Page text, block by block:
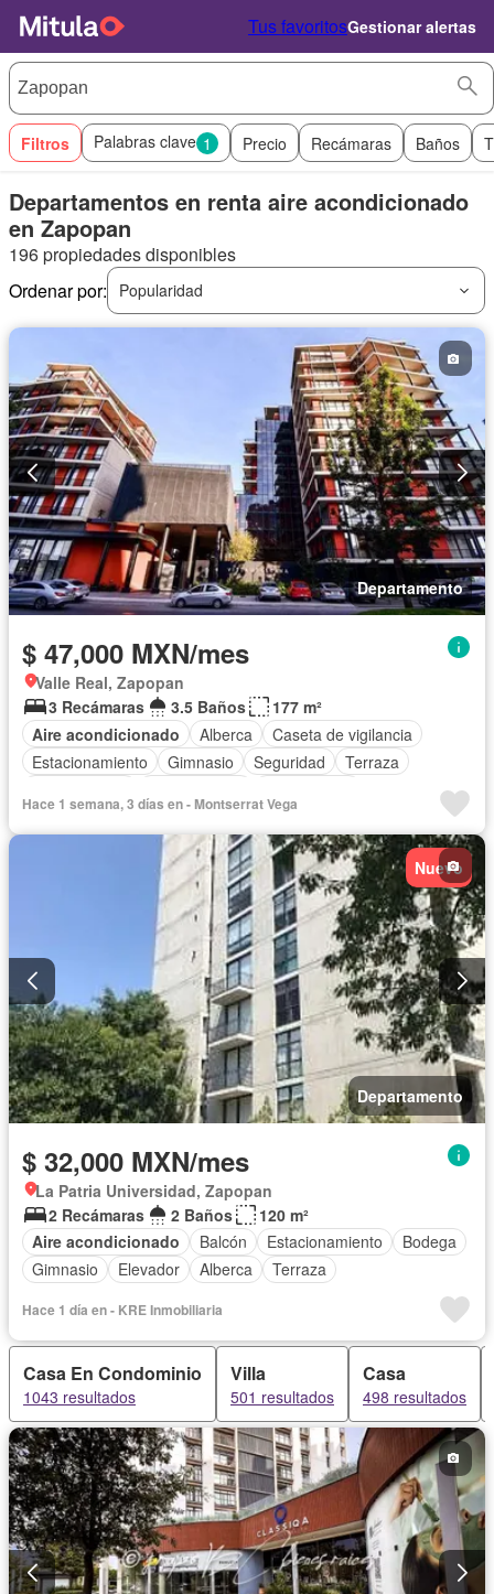
Tus favoritosGestionar alertas
Filtros Palabras clave 1 Precio Recámaras Baños
Departamentos en renta aire acondicionado
en Zapopan
196 propiedades disponibles
Ordenar por:
Popularidad
Departamento
$ 47,000 MXN/mes
Valle Real, Zapopan
3 Recámaras
3.5 Baños
177 m²
Aire acondicionado
Alberca
Caseta de vigilancia
Estacionamiento
Gimnasio Seguridad
Terraza
Hace 1 semana, 3 días en - Montserrat Vega
Nuevo
Departamento
$ 32,000 MXN/mes
La Patria Universidad, Zapopan
2 Recámaras
2 Baños
120 m²
Aire acondicionado
Balcón Estacionamiento
Bodega
Gimnasio
Elevador Alberca Terraza
Hace 1 día en - KRE Inmobiliaria
Casa En Condominio
1043 resultados
Villa
501 resultados
Casa
498 resultados